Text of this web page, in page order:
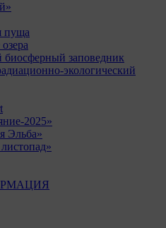
пуща
биосферный заповедник
экологический
2025»
Эльба»